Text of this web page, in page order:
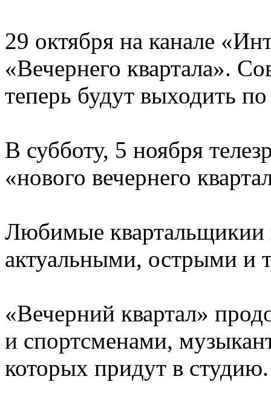
29 октября на канале
«Вечернего квартала».
теперь будут выходить
В субботу, 5 ноября
«нового вечернего
Любимые квартальщикии
актуальными, острыми и
«Вечерний квартал»
и спортсменами,
которых придут в студию.